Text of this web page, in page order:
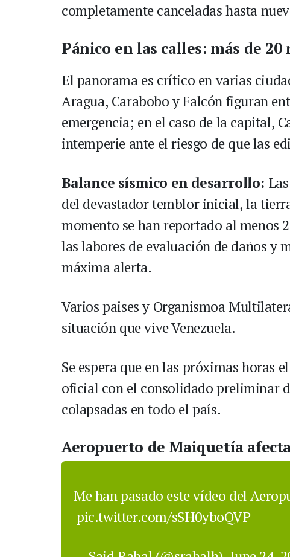
completamente canceladas hasta
Pánico en las calles: más de 20
El panorama es crítico en varias
Aragua, Carabobo y Falcón figuran
emergencia; en el caso de la capital,
intemperie ante el riesgo de que las
Balance sísmico en desarrollo:
del devastador temblor inicial, la
momento se han reportado al menos
las labores de evaluación de daños y
máxima alerta.
Varios paises y Organismoa
situación que vive Venezuela.
Se espera que en las próximas horas
oficial con el consolidado preliminar
colapsadas en todo el país.
Aeropuerto de Maiquetía
Me han pasado este vídeo del
pic.twitter.com/sSH0yboQVP